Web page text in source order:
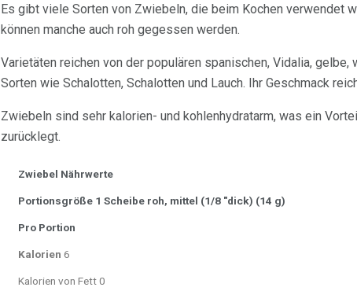
Es gibt viele Sorten von Zwiebeln, die beim Kochen verwendet
können manche auch roh gegessen werden.
Varietäten reichen von der populären spanischen, Vidalia,
Sorten wie Schalotten, Schalotten und Lauch. Ihr Geschmack
Zwiebeln sind sehr kalorien- und kohlenhydratarm, was ein
zurücklegt.
Zwiebel Nährwerte
Portionsgröße 1 Scheibe roh, mittel (1/8 "dick) (14 g)
Pro Portion
Kalorien 6
Kalorien von Fett 0